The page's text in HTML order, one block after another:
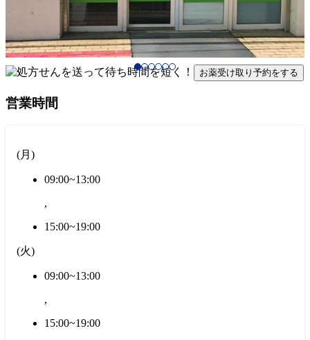
お薬受け取り予約をする
営業時間
(月 )
09:00~13:00
,
15:00~19:00
(火)
09:00~13:00
,
15:00~19:00